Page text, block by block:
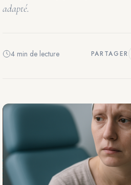
adapté.
4 min de lecture PARTAGER